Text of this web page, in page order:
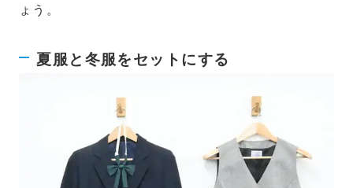
ょう。
夏服と冬服をセットにする